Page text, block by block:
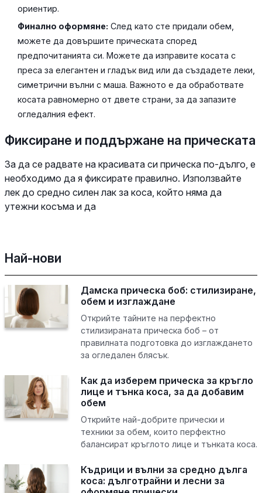
ориентир.
Финално оформяне: След като сте придали обем,
можете да довършите прическата според
предпочитанията си. Можете да изправите косата с
преса за елегантен и гладък вид или да създадете леки,
симетрични вълни с маша. Важното е да обработвате
косата равномерно от двете страни, за да запазите
огледалния ефект.
Фиксиране и поддържане на прическата
За да се радвате на красивата си прическа по-дълго, е
необходимо да я фиксирате правилно. Използвайте
лек до средно силен лак за коса, който няма да
утежни косъма и да
Най-нови
Дамска прическа боб: стилизиране,
обем и изглаждане
Открийте тайните на перфектно
стилизираната прическа боб – от
правилната подготовка до изглаждането
за огледален блясък.
Как да изберем прическа за кръгло
лице и тънка коса, за да добавим
обем
Открийте най-добрите прически и
техники за обем, които перфектно
балансират кръглото лице и тънката коса.
Къдрици и вълни за средно дълга
коса: дълготрайни и лесни за